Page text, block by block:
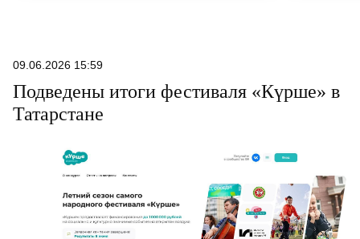
09.06.2026 15:59
Подведены итоги фестиваля «Күрше» в
Татарстане